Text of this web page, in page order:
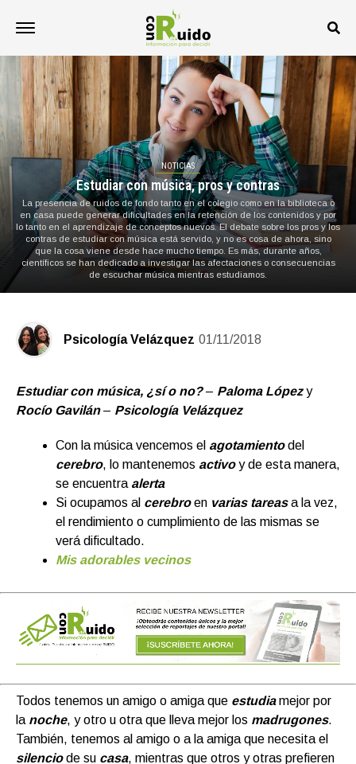
NOTICIAS
Estudiar con música, pros y contras
La presencia de ruidos de fondo tanto en el colegio como en la biblioteca o
en casa puede generar dificultades en la retención de los contenidos y por
lo tanto en el aprendizaje de conceptos nuevos. El debate sobre los pros y los
contras de estudiar con música está servido, y no es cosa de ahora, sino
que la cosa viene desde hace mucho tiempo. Es más, durante años,
científicos se han dedicado a investigar las afectaciones o consecuencias
de escuchar música mientras estudiamos.
Psicología Velázquez 01/11/2018
Estudiar con música, ¿sí o no?– Paloma Lópezy
Rocío Gavilán– Psicología Velázquez
Con la música vencemos el agotamientodel
cerebro, lo mantenemos activo y de esta manera,
se encuentra alerta
Si ocupamos al cerebroen varias tareasa la vez,
el rendimiento o cumplimiento de las mismas se
verá dificultado.
Mis adorables vecinos
Todos tenemos un amigo o amiga que estudiamejor por
la noche, y otro u otra que lleva mejor los madrugones.
También, tenemos al amigo o a la amiga que necesita el
silenciode su casa, mientras que otros y otras prefieren